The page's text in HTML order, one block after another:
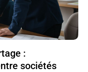
:
sociétés